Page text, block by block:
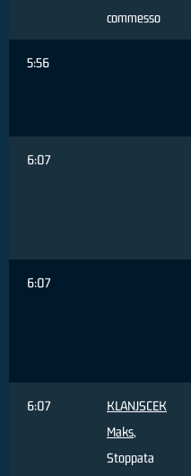
commesso
5:56
6:07
6:07
6:07
KLANJSCEK
Maks,
Stoppata